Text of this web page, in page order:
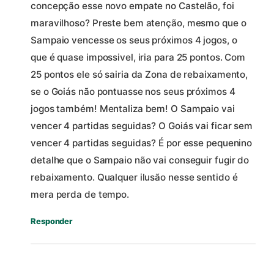
concepção esse novo empate no Castelão, foi
maravilhoso? Preste bem atenção, mesmo que o
Sampaio vencesse os seus próximos 4 jogos, o
que é quase impossivel, iria para 25 pontos. Com
25 pontos ele só sairia da Zona de rebaixamento,
se o Goiás não pontuasse nos seus próximos 4
jogos também! Mentaliza bem! O Sampaio vai
vencer 4 partidas seguidas? O Goiás vai ficar sem
vencer 4 partidas seguidas? É por esse pequenino
detalhe que o Sampaio não vai conseguir fugir do
rebaixamento. Qualquer ilusão nesse sentido é
mera perda de tempo.
Responder